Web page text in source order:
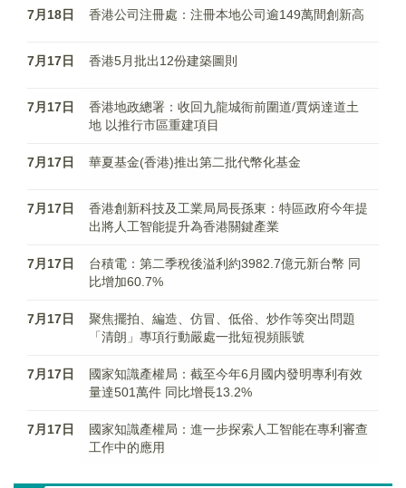
7月18日 香港公司注冊處：注冊本地公司逾149萬間創新高
7月17日 香港5月批出12份建築圖則
7月17日
香港地政總署：收回九龍城衙前圍道/賈炳達道土
地 以推行市區重建項目
7月17日 華夏基金(香港)推出第二批代幣化基金
7月17日
香港創新科技及工業局局長孫東：特區政府今年提
出將人工智能提升為香港關鍵產業
7月17日
台積電：第二季稅後溢利約3982.7億元新台幣 同
比增加60.7%
7月17日
​​​​​​​聚焦擺拍、編造、仿冒、低俗、炒作等突出問題
「清朗」專項行動嚴處一批短視頻賬號
7月17日
國家知識產權局：截至今年6月國内發明專利有效
量達501萬件 同比增長13.2%
7月17日
國家知識產權局：進一步探索人工智能在專利審查
工作中的應用